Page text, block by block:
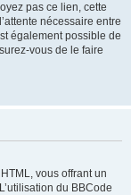
pas ce lien, cette
nécessaire entre
également possible de
vous de le faire
vous offrant un
du BBCode